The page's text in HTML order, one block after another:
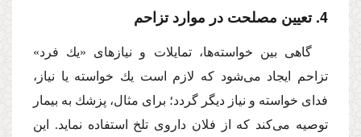
4. تعیین مصلحت در موارد تزاحم
گاهى بین خواسته‌ها، تمایلات و نیازهاى «یك فرد»
تزاحم ایجاد مى‌شود كه لازم است یك خواسته یا نیاز،
فداى خواسته و نیاز دیگر گردد؛ براى مثال، پزشك به بیمار
توصیه مى‌كند كه از فلان داروى تلخ استفاده نماید. این